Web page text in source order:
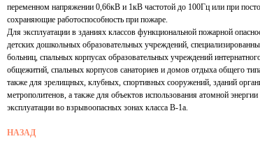
переменном напряжении 0,66кВ и 1кВ частотой до 100Гц или при
сохраняющие работоспособность при пожаре.
Для эксплуатации в зданиях классов функциональной пожарной
детских дошкольных образовательных учреждений,
больниц, спальных корпусах образовательных учреждений
общежитий, спальных корпусов санаториев и домов отдыха общего
также для зрелищных, клубных, спортивных сооружений, зданий
метрополитенов, а также для объектов использования атомной
эксплуатации во взрывоопасных зонах класса В-1а.
НАЗАД